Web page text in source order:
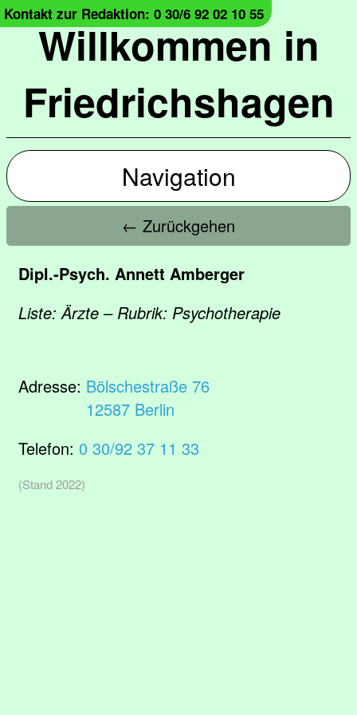
Willkommen in
Friedrichshagen
Kontakt zur Redaktion: 0 30/6 92 02 10 55
Navigation
← Zurückgehen
Dipl.-Psych. Annett Amberger
Liste: Ärzte – Rubrik: Psychotherapie
Adresse: Bölschestraße 76
12587 Berlin
Telefon: 0 30/92 37 11 33
(Stand 2022)